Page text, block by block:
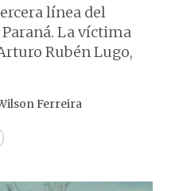
línea del
La víctima
Rubén Lugo,
Ferreira